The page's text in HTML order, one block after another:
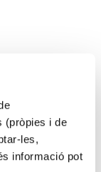
(pròpies i de
les,
informació pot